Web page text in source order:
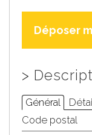
Déposer
>
Général
Code postal